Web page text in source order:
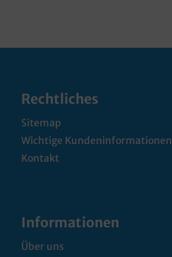
Rechtliches
Sitemap
Wichtige Kundeninformationen
Kontakt
Informationen
Über uns